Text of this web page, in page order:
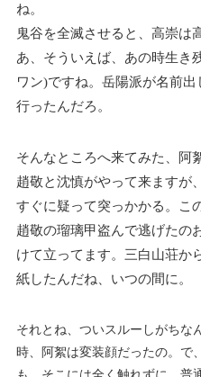
ね。
鬼谷を全滅させると、高崇は
あ、そういえば、あの時生き
ワン)ですね。岳陽派が名前
行ったんだろ。
そんなところへ来てみた、阿
趙敬と沈慎がやって来ますが
すぐに疑って突っかかる。こ
趙敬の瑠璃甲盗んで逃げたの
けて立ってます。三白山荘か
紙したんだね、いつの間に。
それとね、ついスルーしがちな
時、阿絮は変装顔だったの。で